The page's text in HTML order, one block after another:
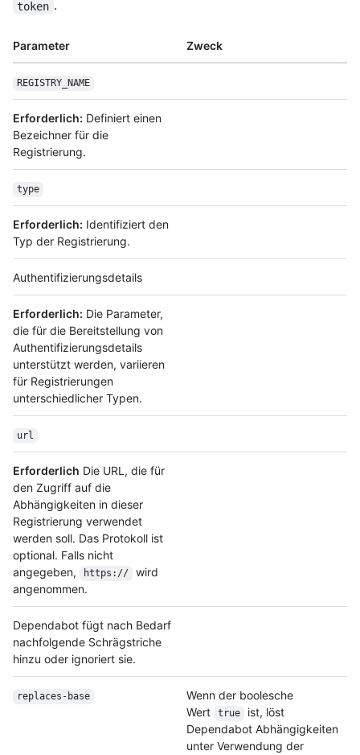
token .
Parameter Zweck
REGISTRY_NAME
Erforderlich: Definiert einen
Bezeichner für die
Registrierung.
type
Erforderlich: Identifiziert den
Typ der Registrierung.
Authentifizierungsdetails
Erforderlich: Die Parameter,
die für die Bereitstellung von
Authentifizierungsdetails
unterstützt werden, variieren
für Registrierungen
unterschiedlicher Typen.
url
Erforderlich Die URL, die für
den Zugriff auf die
Abhängigkeiten in dieser
Registrierung verwendet
werden soll. Das Protokoll ist
optional. Falls nicht
angegeben,
https://
wird
angenommen.
Dependabot fügt nach Bedarf
nachfolgende Schrägstriche
hinzu oder ignoriert sie.
replaces-base
Wenn der boolesche
Wert
true
ist, löst
Dependabot Abhängigkeiten
unter Verwendung der